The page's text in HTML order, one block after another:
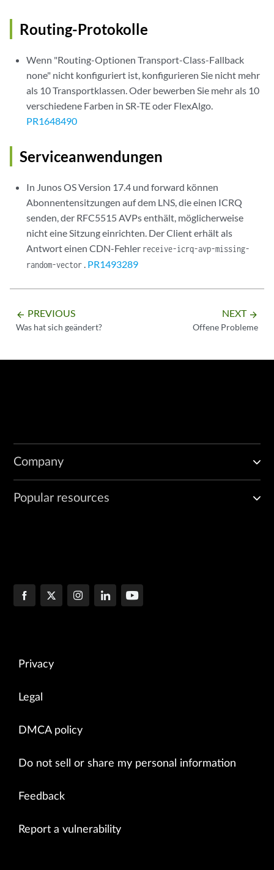
Routing-Protokolle
Wenn "Routing-Optionen Transport-Class-Fallback
none" nicht konfiguriert ist, konfigurieren Sie nicht mehr
als 10 Transportklassen. Oder bewerben Sie mehr als 10
verschiedene Farben in SR-TE oder FlexAlgo.
PR1648490
Serviceanwendungen
In Junos OS Version 17.4 und forward können
Abonnentensitzungen auf dem LNS, die einen ICRQ
senden, der RFC5515 AVPs enthält, möglicherweise
nicht eine Sitzung einrichten. Der Client erhält als
Antwort einen CDN-Fehler receive-icrq-avp-missing-
random-vector . PR1493289
arrow_backward PREVIOUS
Was hat sich geändert?
NEXT arrow_forward
Offene Probleme
Company
Popular resources
Privacy
Legal
DMCA policy
Do not sell or share my personal information
Feedback
Report a vulnerability